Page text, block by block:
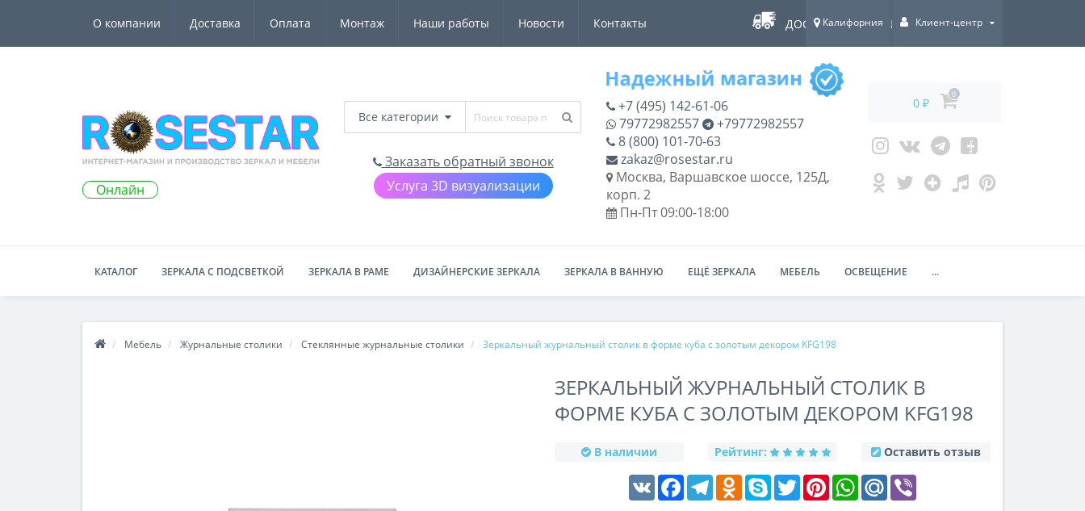
О компании Доставка Оплата Монтаж Наши работы Новости Контакты ДОСТАВКА ПО ВСЕЙ РОССИИ!
Калифорния Клиент-центр
Онлайн
Все категории
Заказать обратный звонок
Услуга 3D визуализации
+7 (495) 142-61-06
79772982557
+79772982557
8 (800) 101-70-63
zakaz@rosestar.ru
Москва, Варшавское шоссе, 125Д,
корп. 2
Пн-Пт 09:00-18:00
0 ₽
0
КАТАЛОГ ЗЕРКАЛА С ПОДСВЕТКОЙ ЗЕРКАЛА В РАМЕ ДИЗАЙНЕРСКИЕ ЗЕРКАЛА ЗЕРКАЛА В ВАННУЮ ЕЩЁ ЗЕРКАЛА МЕБЕЛЬ ОСВЕЩЕНИЕ ...
Мебель Журнальные столики Стеклянные журнальные столики Зеркальный журнальный столик в форме куба с золотым декором KFG198
ЗЕРКАЛЬНЫЙ ЖУРНАЛЬНЫЙ СТОЛИК В
ФОРМЕ КУБА С ЗОЛОТЫМ ДЕКОРОМ KFG198
В наличии Рейтинг: Оставить отзыв
VK FacebookTelegramOdnoklassniki
Skype Twitter PinterestWhatsAppMail.Ru